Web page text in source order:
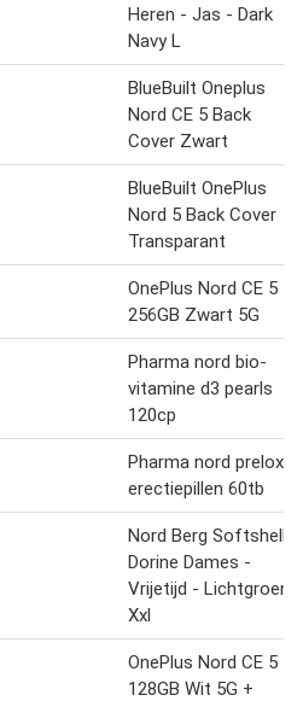
Heren - Jas - Dark
Navy L
BlueBuilt Oneplus
Nord CE 5 Back
Cover Zwart
BlueBuilt OnePlus
Nord 5 Back Cover
Transparant
OnePlus Nord CE 5
256GB Zwart 5G
Pharma nord bio-
vitamine d3 pearls
120cp
Pharma nord prelox
erectiepillen 60tb
Nord Berg Softshell
Dorine Dames -
Vrijetijd - Lichtgroen
Xxl
OnePlus Nord CE 5
128GB Wit 5G +